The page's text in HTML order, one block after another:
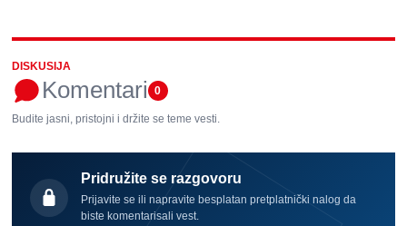
DISKUSIJA
Komentari 0
Budite jasni, pristojni i držite se teme vesti.
Pridružite se razgovoru
Prijavite se ili napravite besplatan pretplatnički nalog da
biste komentarisali vest.